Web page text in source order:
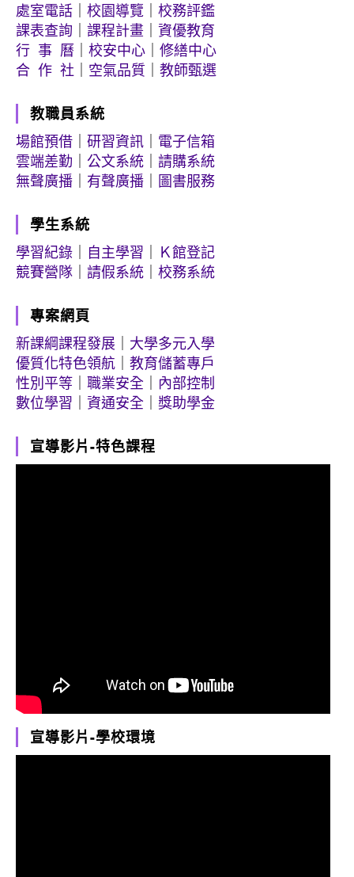
處室電話
校園導覽
校務評鑑
課表查詢
課程計畫
資優教育
行 事 曆
校安中心
修繕中心
合 作 社
空氣品質 教師甄選
教職員系統
場館預借
研習資訊
電子信箱
雲端差勤
公文系統
請購系統
無聲廣播
有聲廣播 圖書服務
學生系統
學習紀錄
自主學習
Ｋ館登記
競賽營隊
請假系統 校務系統
專案網頁
新課綱課程發展
大學多元入學
優質化特色領航
教育儲蓄專戶
性別平等
職業安全
內部控制
數位學習
資通安全 獎助學金
宣導影片-特色課程
宣導影片-學校環境